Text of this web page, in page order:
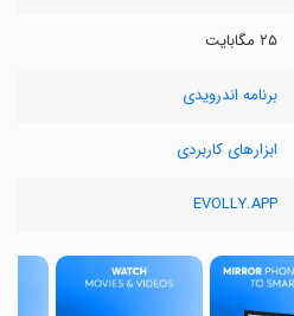
۲۵ مگابایت
برنامه اندرویدی
ابزارهای کاربردی
EVOLLY.APP